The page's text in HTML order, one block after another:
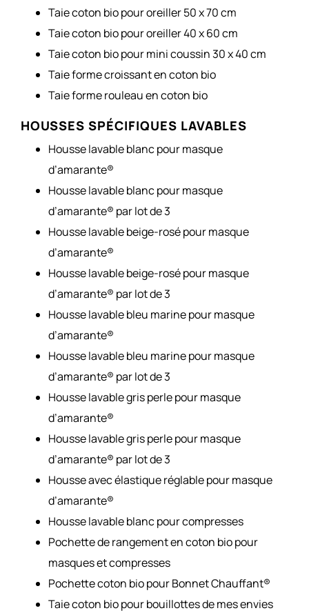
Taie coton bio pour oreiller 50 x 70 cm
Taie coton bio pour oreiller 40 x 60 cm
Taie coton bio pour mini coussin 30 x 40 cm
Taie forme croissant en coton bio
Taie forme rouleau en coton bio
HOUSSES SPÉCIFIQUES LAVABLES
Housse lavable blanc pour masque
d’amarante®
Housse lavable blanc pour masque
d’amarante® par lot de 3
Housse lavable beige-rosé pour masque
d’amarante®
Housse lavable beige-rosé pour masque
d’amarante® par lot de 3
Housse lavable bleu marine pour masque
d’amarante®
Housse lavable bleu marine pour masque
d’amarante® par lot de 3
Housse lavable gris perle pour masque
d’amarante®
Housse lavable gris perle pour masque
d’amarante® par lot de 3
Housse avec élastique réglable pour masque
d’amarante®
Housse lavable blanc pour compresses
Pochette de rangement en coton bio pour
masques et compresses
Pochette coton bio pour Bonnet Chauffant®
Taie coton bio pour bouillottes de mes envies